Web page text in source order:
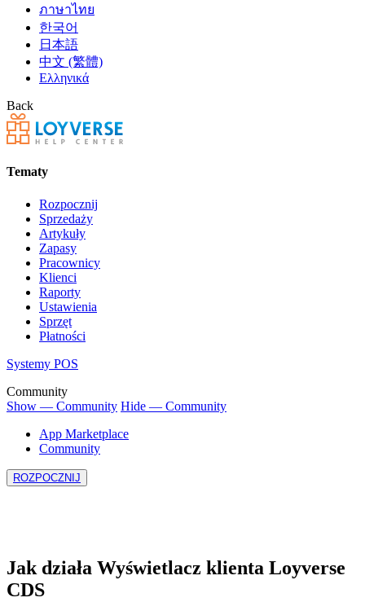
ภาษาไทย
한국어
日本語
中文 (繁體)
Ελληνικά
Back
Tematy
Rozpocznij
Sprzedaży
Artykuły
Zapasy
Pracownicy
Klienci
Raporty
Ustawienia
Sprzęt
Płatności
Systemy POS
Community
Show — Community Hide — Community
App Marketplace
Community
ROZPOCZNIJ
Jak działa Wyświetlacz klienta Loyverse
CDS